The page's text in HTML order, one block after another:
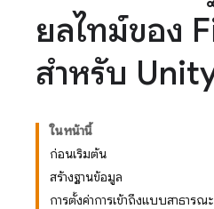
ยลไทม์ของ
สำหรับ
ในหน้านี้
ก่อนเริ่มต้น
สร้างฐานข้อมูล
การตั้งค่าการเข้าถึงแบบสาธารณะ